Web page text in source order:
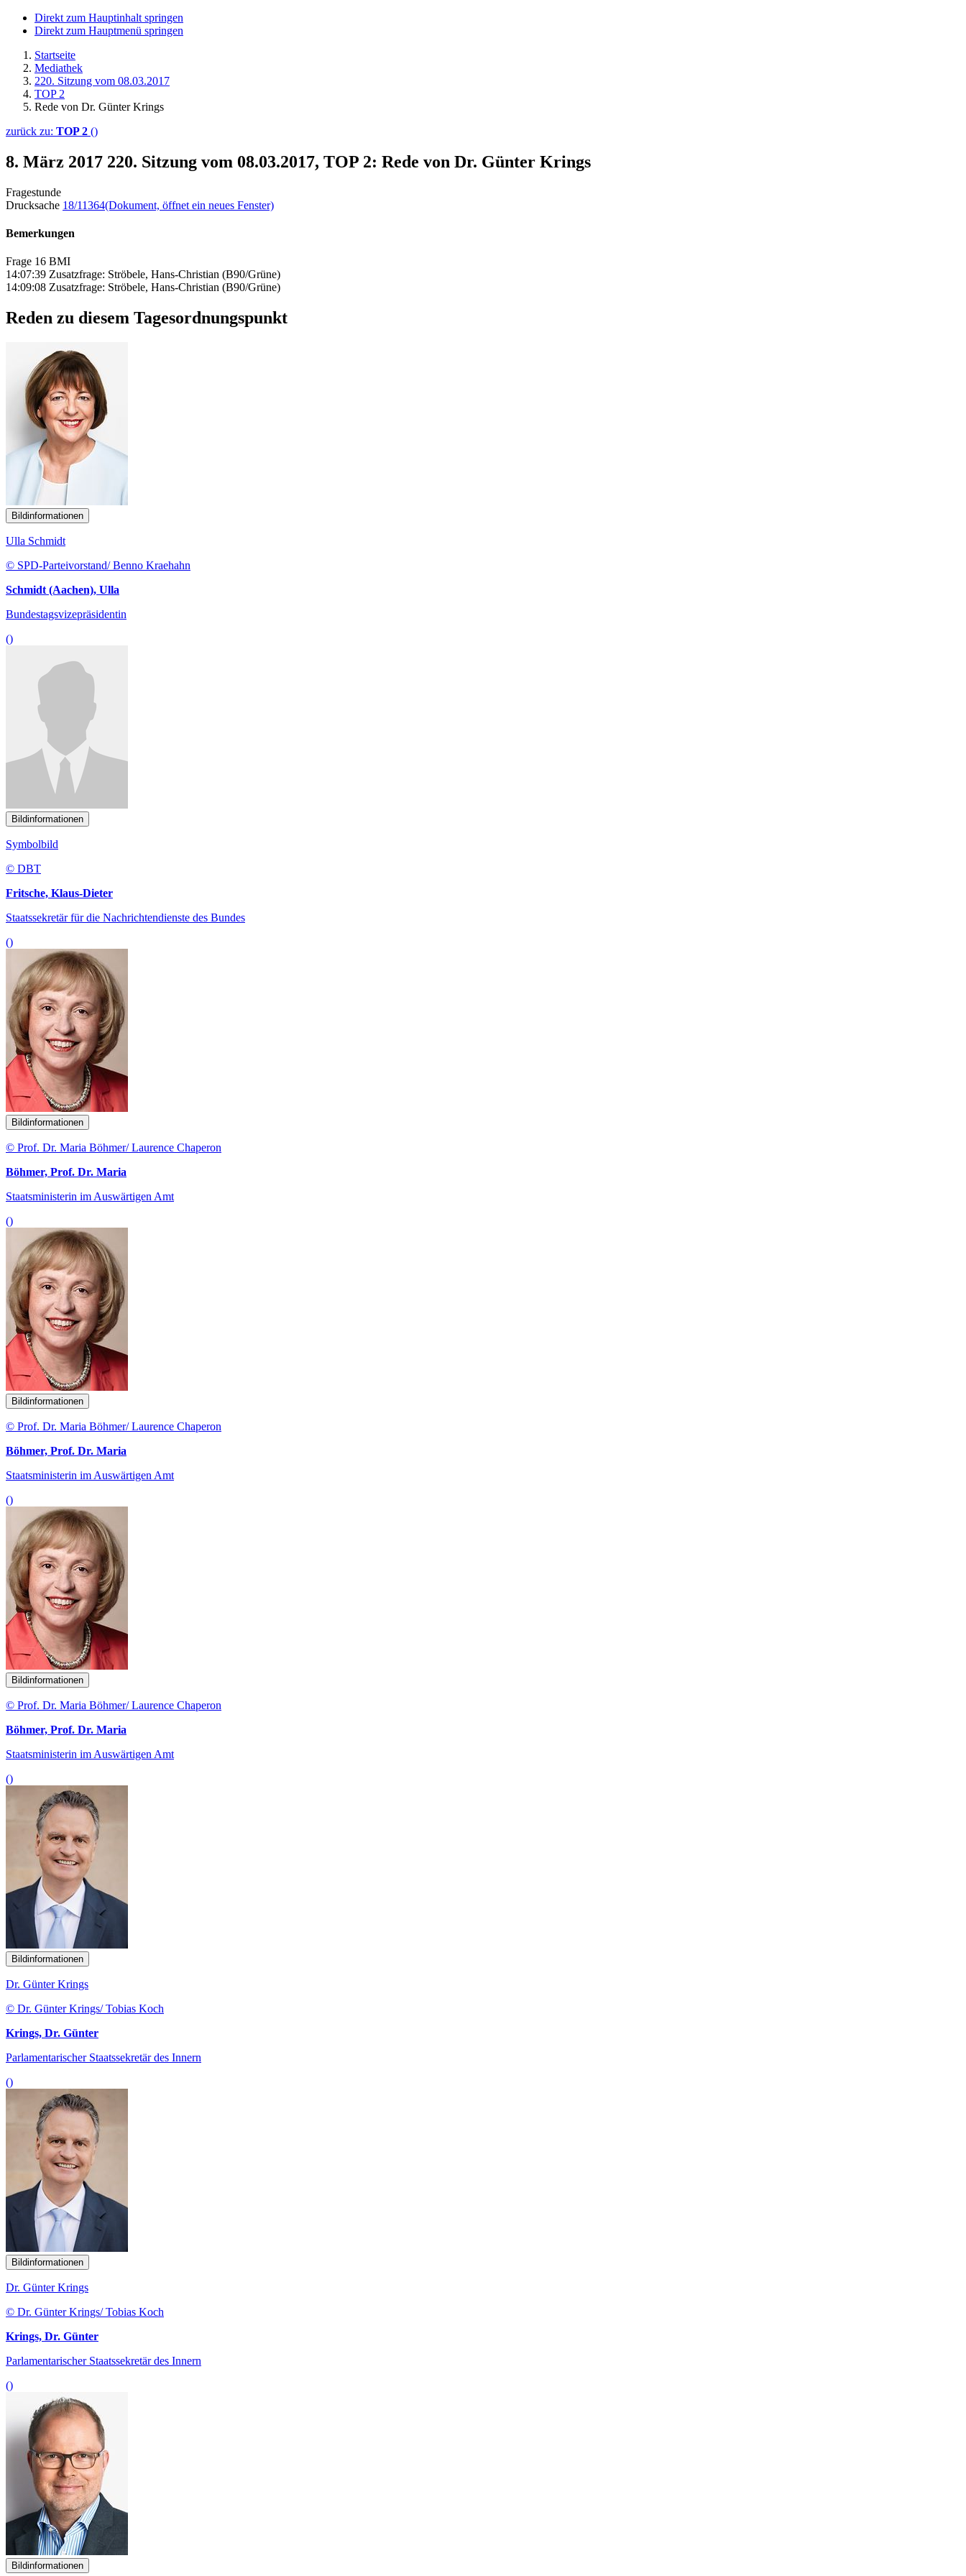
Direkt zum Hauptinhalt springen
Direkt zum Hauptmenü springen
Startseite
Mediathek
220. Sitzung vom 08.03.2017
TOP 2
Rede von Dr. Günter Krings
zurück zu: TOP 2 ()
8. März 2017 220. Sitzung vom 08.03.2017, TOP 2: Rede von Dr. Günter Krings
Fragestunde
Drucksache 18/11364(Dokument, öffnet ein neues Fenster)
Bemerkungen
Frage 16 BMI
14:07:39 Zusatzfrage: Ströbele, Hans-Christian (B90/Grüne)
14:09:08 Zusatzfrage: Ströbele, Hans-Christian (B90/Grüne)
Reden zu diesem Tagesordnungspunkt
Bildinformationen
Ulla Schmidt
© SPD-Parteivorstand/ Benno Kraehahn
Schmidt (Aachen), Ulla
Bundestagsvizepräsidentin
()
Bildinformationen
Symbolbild
© DBT
Fritsche, Klaus-Dieter
Staatssekretär für die Nachrichtendienste des Bundes
()
Bildinformationen
© Prof. Dr. Maria Böhmer/ Laurence Chaperon
Böhmer, Prof. Dr. Maria
Staatsministerin im Auswärtigen Amt
()
Bildinformationen
© Prof. Dr. Maria Böhmer/ Laurence Chaperon
Böhmer, Prof. Dr. Maria
Staatsministerin im Auswärtigen Amt
()
Bildinformationen
© Prof. Dr. Maria Böhmer/ Laurence Chaperon
Böhmer, Prof. Dr. Maria
Staatsministerin im Auswärtigen Amt
()
Bildinformationen
Dr. Günter Krings
© Dr. Günter Krings/ Tobias Koch
Krings, Dr. Günter
Parlamentarischer Staatssekretär des Innern
()
Bildinformationen
Dr. Günter Krings
© Dr. Günter Krings/ Tobias Koch
Krings, Dr. Günter
Parlamentarischer Staatssekretär des Innern
()
Bildinformationen